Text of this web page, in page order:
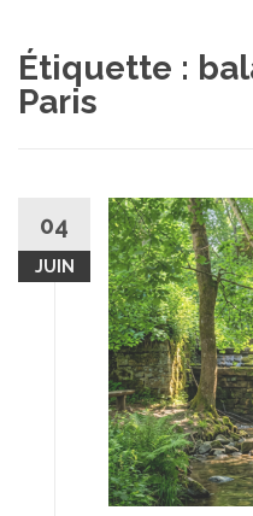
Étiquette :
Paris
04
JUIN